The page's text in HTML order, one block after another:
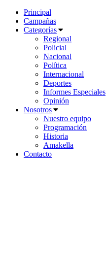
Principal
Campañas
Categorías
Regional
Policial
Nacional
Política
Internacional
Deportes
Informes Especiales
Opinión
Nosotros
Nuestro equipo
Programación
Historia
Amakella
Contacto